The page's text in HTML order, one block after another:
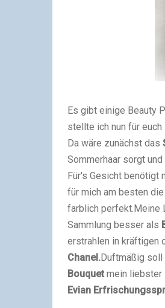
Es gibt einige Beauty
stellte ich nun für euch
Da wäre zunächst das
Sommerhaar sorgt
Für's Gesicht benötigt
für mich am besten die
farblich perfekt. Meine
Sammlung besser als
erstrahlen in kräftigen
Chanel.Duftmäßig
Bouquet mein liebster
Evian